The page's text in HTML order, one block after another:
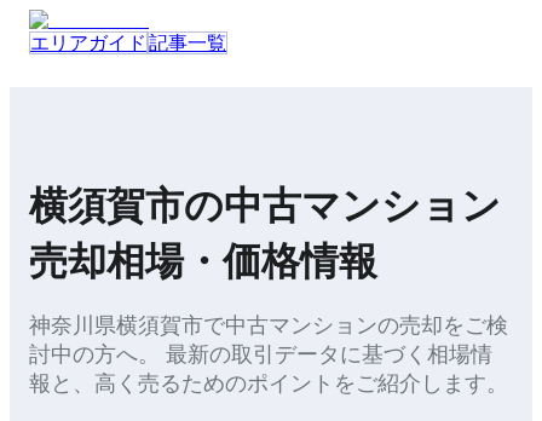
エリアガイド 記事一覧
横須賀市の中古マンション
売却相場・価格情報
神奈川県横須賀市で中古マンションの売却をご検
討中の方へ。 最新の取引データに基づく相場情
報と、 高く売るためのポイント をご紹介します。